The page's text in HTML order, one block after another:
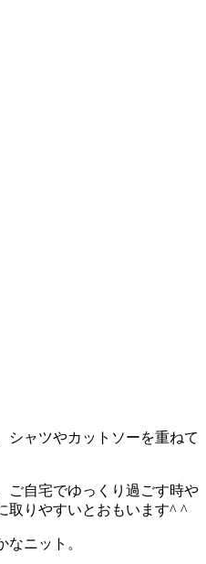
シャツやカットソーを重ねて
ご自宅でゆっくり過ごす時や
取りやすいとおもいます^ ^
ニット。